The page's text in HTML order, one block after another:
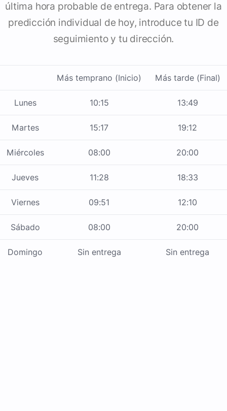
última hora probable de entrega. Para obtener la
predicción individual de hoy, introduce tu ID de
seguimiento y tu dirección.
Más temprano (Inicio) Más tarde (Final)
Lunes 10:15 13:49
Martes 15:17 19:12
Miércoles 08:00 20:00
Jueves 11:28 18:33
Viernes 09:51 12:10
Sábado 08:00 20:00
Domingo Sin entrega Sin entrega